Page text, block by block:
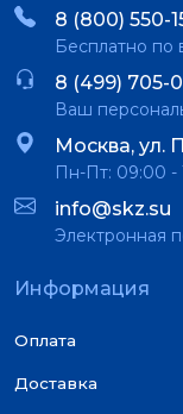
8 (800) 550-
Бесплатно по
8 (499) 705-
Ваш
Москва, ул.
Пн-Пт: 09:00 -
info@skz.su
Электронная
Информация
Оплата
Доставка